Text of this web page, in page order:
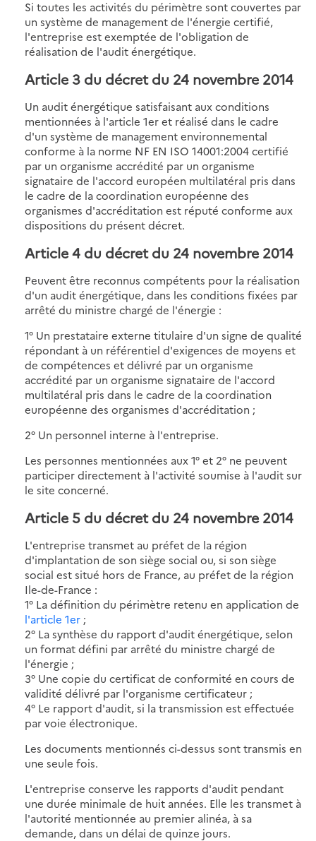
Si toutes les activités du périmètre sont couvertes par
un système de management de l'énergie certifié,
l'entreprise est exemptée de l'obligation de
réalisation de l'audit énergétique.
Article 3 du décret du 24 novembre 2014
Un audit énergétique satisfaisant aux conditions
mentionnées à l'article 1er et réalisé dans le cadre
d'un système de management environnemental
conforme à la norme NF EN ISO 14001:2004 certifié
par un organisme accrédité par un organisme
signataire de l'accord européen multilatéral pris dans
le cadre de la coordination européenne des
organismes d'accréditation est réputé conforme aux
dispositions du présent décret.
Article 4 du décret du 24 novembre 2014
Peuvent être reconnus compétents pour la réalisation
d'un audit énergétique, dans les conditions fixées par
arrêté du ministre chargé de l'énergie :
1° Un prestataire externe titulaire d'un signe de qualité
répondant à un référentiel d'exigences de moyens et
de compétences et délivré par un organisme
accrédité par un organisme signataire de l'accord
multilatéral pris dans le cadre de la coordination
européenne des organismes d'accréditation ;
2° Un personnel interne à l'entreprise.
Les personnes mentionnées aux 1° et 2° ne peuvent
participer directement à l'activité soumise à l'audit sur
le site concerné.
Article 5 du décret du 24 novembre 2014
L'entreprise transmet au préfet de la région
d'implantation de son siège social ou, si son siège
social est situé hors de France, au préfet de la région
Ile-de-France :
1° La définition du périmètre retenu en application de
l'article 1er ;
2° La synthèse du rapport d'audit énergétique, selon
un format défini par arrêté du ministre chargé de
l'énergie ;
3° Une copie du certificat de conformité en cours de
validité délivré par l'organisme certificateur ;
4° Le rapport d'audit, si la transmission est effectuée
par voie électronique.
Les documents mentionnés ci-dessus sont transmis en
une seule fois.
L'entreprise conserve les rapports d'audit pendant
une durée minimale de huit années. Elle les transmet à
l'autorité mentionnée au premier alinéa, à sa
demande, dans un délai de quinze jours.